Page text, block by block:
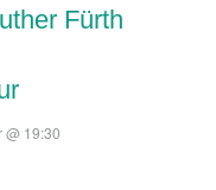
Fürth
@ 19:30